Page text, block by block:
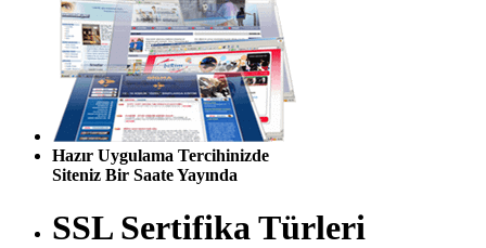
Hazır Uygulama Tercihinizde
Siteniz Bir Saate Yayında
SSL Sertifika Türleri